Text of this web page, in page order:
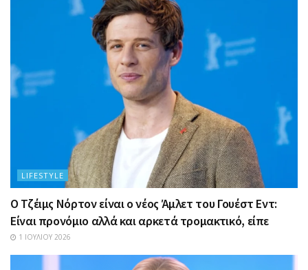
LIFESTYLE
Ο Τζέιμς Νόρτον είναι ο νέος Άμλετ του Γουέστ Εντ:
Είναι προνόμιο αλλά και αρκετά τρομακτικό, είπε
1 ΙΟΥΛΊΟΥ 2026